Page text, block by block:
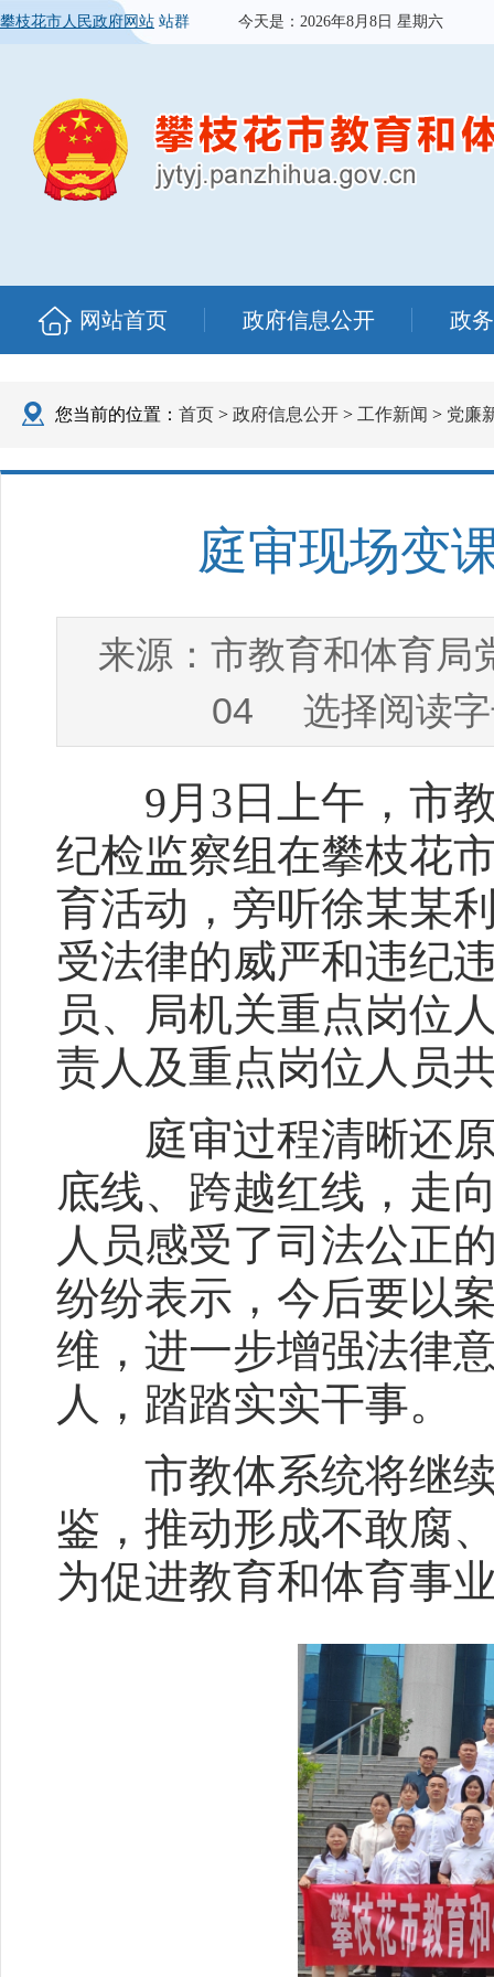
攀枝花市人民政府网站 站群 今天是： 2026年8月8日 星期六
网站首页 政府信息公开 政
您当前的位置： 首页 > 政府信息公开 > 工作新闻 > 党廉
庭审现场变
来源： 市教育和体育局
04 选择阅读
9月3日上午，市教
纪检监察组在攀枝花
育活动，旁听徐某某
受法律的威严和违纪
员、局机关重点岗位
责人及重点岗位人员
庭审过程清晰还原
底线、跨越红线，走
人员感受了司法公正
纷纷表示，今后要以
维，进一步增强法律
人，踏踏实实干事。
市教体系统将继续
鉴，推动形成不敢腐
为促进教育和体育事